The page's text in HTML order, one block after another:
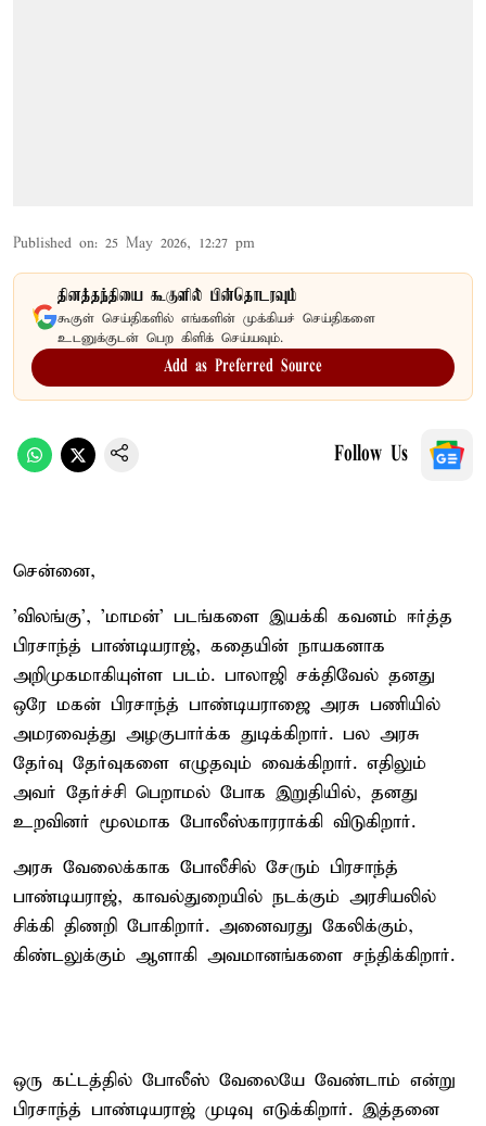
Published on: 25 May 2026, 12:27 pm
தினத்தந்தியை கூகுளில் பின்தொடரவும்
கூகுள் செய்திகளில் எங்களின் முக்கியச் செய்திகளை
உடனுக்குடன் பெற கிளிக் செய்யவும்.
Add as Preferred Source
Follow Us
சென்னை,
'விலங்கு', 'மாமன்' படங்களை இயக்கி கவனம் ஈர்த்த
பிரசாந்த் பாண்டியராஜ், கதையின் நாயகனாக
அறிமுகமாகியுள்ள படம். பாலாஜி சக்திவேல் தனது
ஒரே மகன் பிரசாந்த் பாண்டியராஜை அரசு பணியில்
அமரவைத்து அழகுபார்க்க துடிக்கிறார். பல அரசு
தேர்வு தேர்வுகளை எழுதவும் வைக்கிறார். எதிலும்
அவர் தேர்ச்சி பெறாமல் போக இறுதியில், தனது
உறவினர் மூலமாக போலீஸ்காரராக்கி விடுகிறார்.
அரசு வேலைக்காக போலீசில் சேரும் பிரசாந்த்
பாண்டியராஜ், காவல்துறையில் நடக்கும் அரசியலில்
சிக்கி திணறி போகிறார். அனைவரது கேலிக்கும்,
கிண்டலுக்கும் ஆளாகி அவமானங்களை சந்திக்கிறார்.
ஒரு கட்டத்தில் போலீஸ் வேலையே வேண்டாம் என்று
பிரசாந்த் பாண்டியராஜ் முடிவு எடுக்கிறார். இத்தனை